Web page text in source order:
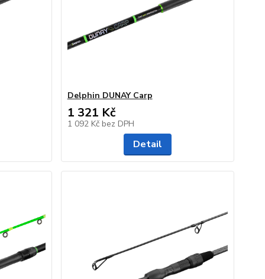
Delphin DUNAY Carp
1 321 Kč
1 092 Kč bez DPH
Detail